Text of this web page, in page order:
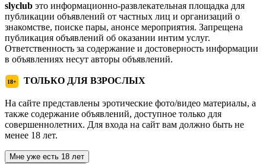
slyclub это информационно-развлекательная площадка для
публикации объявлений от частных лиц и организаций о
знакомстве, поиске пары, анонсе мероприятия. Запрещена
публикация объявлений об оказании интим услуг.
Ответственность за содержание и достоверность информации
в объявлениях несут авторы объявлений.
18+ ТОЛЬКО ДЛЯ ВЗРОСЛЫХ
На сайте представлены эротические фото/видео материалы, а
также содержание объявлений, доступное только для
совершеннолетних. Для входа на сайт вам должно быть не
менее 18 лет.
Мне уже есть 18 лет